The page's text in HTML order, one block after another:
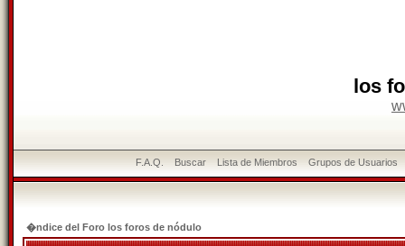
los
F.A.Q. Buscar Lista de Miembros Grupos de Usuarios
�ndice del Foro los foros de nódulo